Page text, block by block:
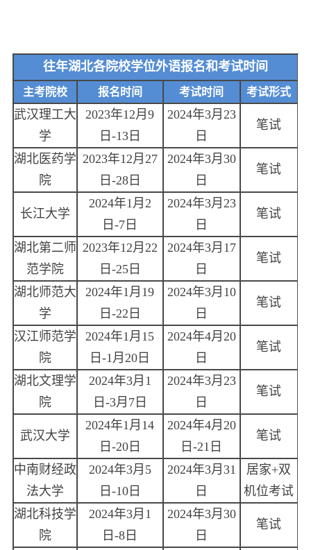
往年湖北各院校学位外语报名和考试时间
主考院校 报名时间 考试时间 考试形式
武汉理工大
学
2023年12月9
日-13日
2024年3月23
日
笔试
湖北医药学
院
2023年12月27
日-28日
2024年3月30
日
笔试
长江大学
2024年1月2
日-7日
2024年3月23
日
笔试
湖北第二师
范学院
2023年12月22
日-25日
2024年3月17
日
笔试
湖北师范大
学
2024年1月19
日-22日
2024年3月10
日
笔试
汉江师范学
院
2024年1月15
日-1月20日
2024年4月20
日
笔试
湖北文理学
院
2024年3月1
日-3月7日
2024年3月23
日
笔试
武汉大学
2024年1月14
日-20日
2024年4月20
日-21日
笔试
中南财经政
法大学
2024年3月5
日-10日
2024年3月31
日
居家+双
机位考试
湖北科技学
院
2024年3月1
日-8日
2024年3月30
日
笔试